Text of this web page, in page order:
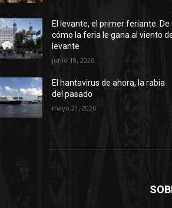
El levante, el primer feriante. De
cómo la feria le gana al viento
levante
junio 19, 2026
El hantavirus de ahora, la rabia
del pasado
mayo 21, 2026